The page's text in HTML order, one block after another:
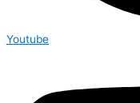
Youtube